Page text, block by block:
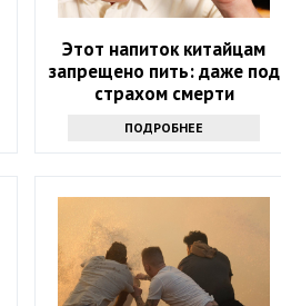
Этот напиток китайцам
запрещено пить: даже под
страхом смерти
ПОДРОБНЕЕ